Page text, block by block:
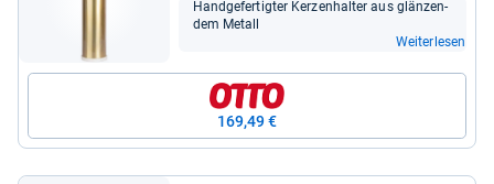
Hand­ge­fer­tig­ter Ker­zen­hal­ter aus glän­zen­
dem Metall
Weiterlesen
169,49 €